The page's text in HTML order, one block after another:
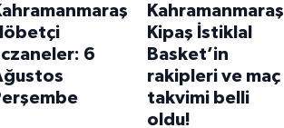
6
Kahramanmaraş
Kipaş İstiklal
Basket’in
rakipleri ve maç
takvimi belli
oldu!